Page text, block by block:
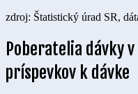
zdroj: Štatistický úrad SR,
Poberatelia dávky
príspevkov k dávke